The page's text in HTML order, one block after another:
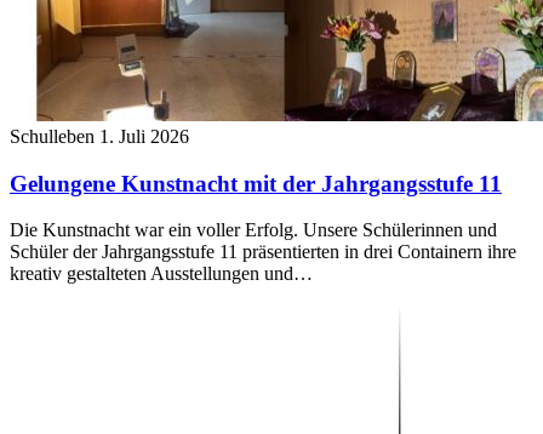
Schulleben 1. Juli 2026
Gelungene Kunstnacht mit der Jahrgangsstufe 11
Die Kunstnacht war ein voller Erfolg. Unsere Schülerinnen und
Schüler der Jahrgangsstufe 11 präsentierten in drei Containern ihre
kreativ gestalteten Ausstellungen und…